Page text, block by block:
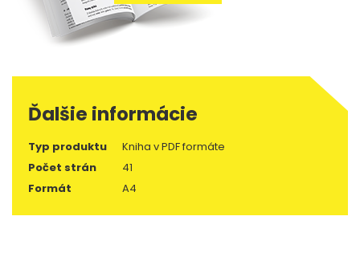
Ďalšie informácie
Typ produktu
Kniha v PDF formáte
Počet strán
41
Formát
A4